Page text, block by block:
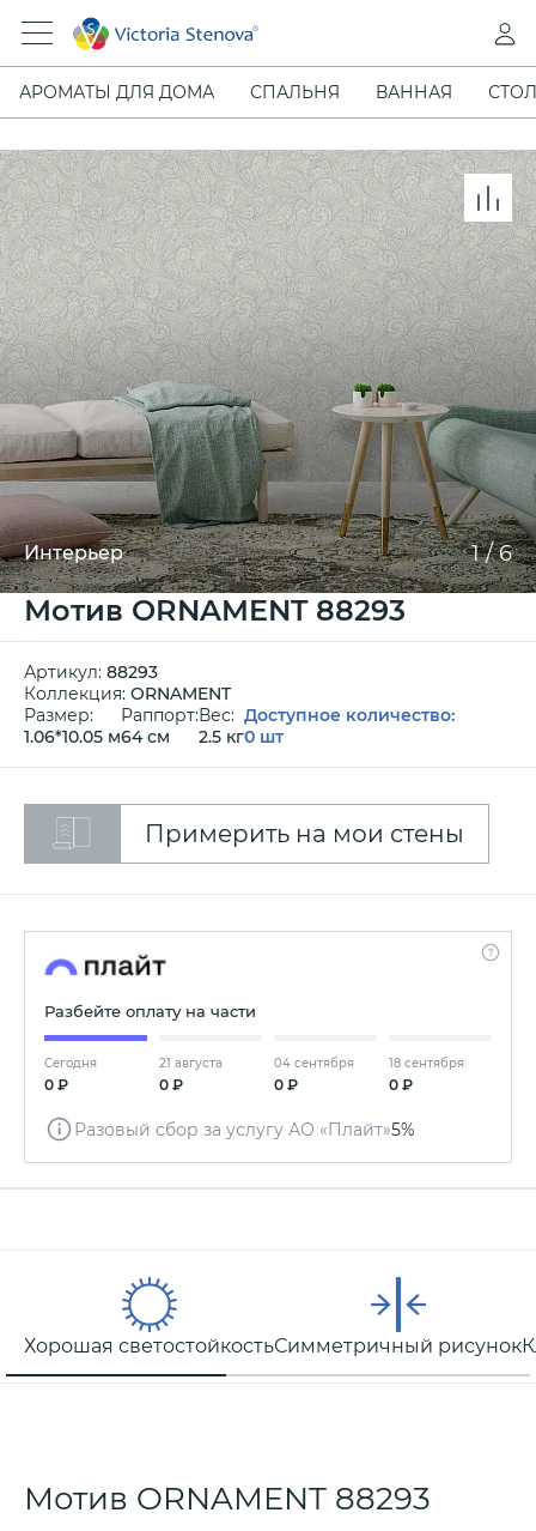
АРОМАТЫ ДЛЯ ДОМА СПАЛЬНЯ ВАННАЯ
Интерьер 1/6
Мотив ORNAMENT 88293
Артикул: 88293
Коллекция: ORNAMENT
Размер:
1.06*10.05 м
Раппорт:
64 см
Вес:
2.5 кг
Доступное количество:
0 шт
Примерить на мои стены
Разбейте оплату на части
Сегодня
0 ₽
21 августа
0 ₽
04 сентября
0 ₽
18 сентября
0 ₽
Разовый сбор за услугу АО «Плайт»5%
Хорошая светостойкостьСимметричный рисунок
Мотив ORNAMENT 88293